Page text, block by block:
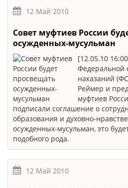
12 Май 2010
Совет муфтиев России
осужденных-мусульман
[12.05.10
Федеральной
наказаний
Реймер и
муфтиев
подписали соглашение о
образования и духовно-
осужденных-мусульман, это
подобного рода.
12 Май 2010